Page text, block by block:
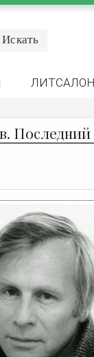
ЛИТСАЛОН
Последний